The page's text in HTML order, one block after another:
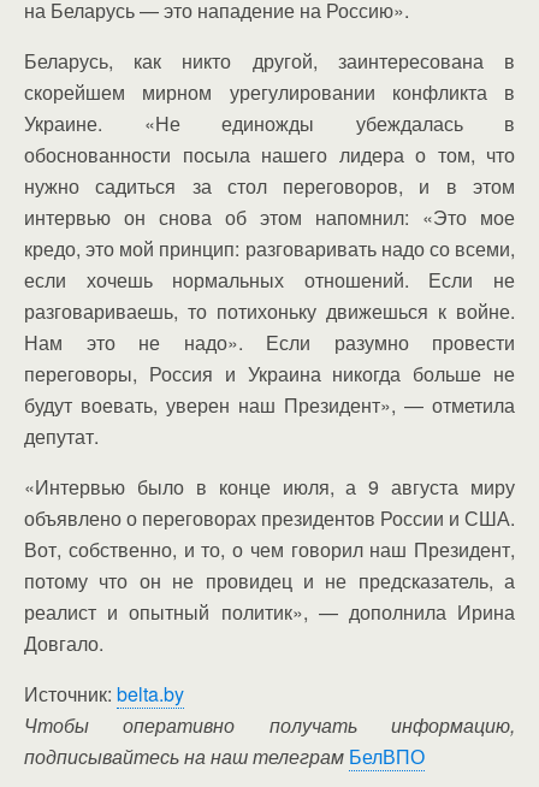
на Беларусь — это нападение на Россию».
Беларусь, как никто другой, заинтересована в
скорейшем мирном урегулировании конфликта в
Украине. «Не единожды убеждалась в
обоснованности посыла нашего лидера о том, что
нужно садиться за стол переговоров, и в этом
интервью он снова об этом напомнил: «Это мое
кредо, это мой принцип: разговаривать надо со всеми,
если хочешь нормальных отношений. Если не
разговариваешь, то потихоньку движешься к войне.
Нам это не надо». Если разумно провести
переговоры, Россия и Украина никогда больше не
будут воевать, уверен наш Президент», — отметила
депутат.
«Интервью было в конце июля, а 9 августа миру
объявлено о переговорах президентов России и США.
Вот, собственно, и то, о чем говорил наш Президент,
потому что он не провидец и не предсказатель, а
реалист и опытный политик», — дополнила Ирина
Довгало.
Источник: belta.by
Чтобы оперативно получать информацию,
подписывайтесь на наш телеграм БелВПО